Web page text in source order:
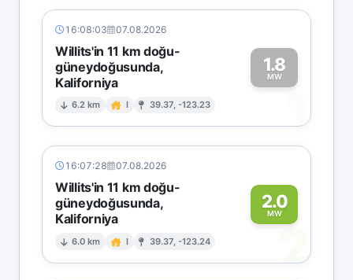
16:08:03 07.08.2026
Willits'in 11 km doğu-
güneydoğusunda,
Kaliforniya
6.2 km I 39.37, -123.23
1.8
MW
1
16:07:28 07.08.2026
Willits'in 11 km doğu-
güneydoğusunda,
Kaliforniya
6.0 km I 39.37, -123.24
2.0
MW
2